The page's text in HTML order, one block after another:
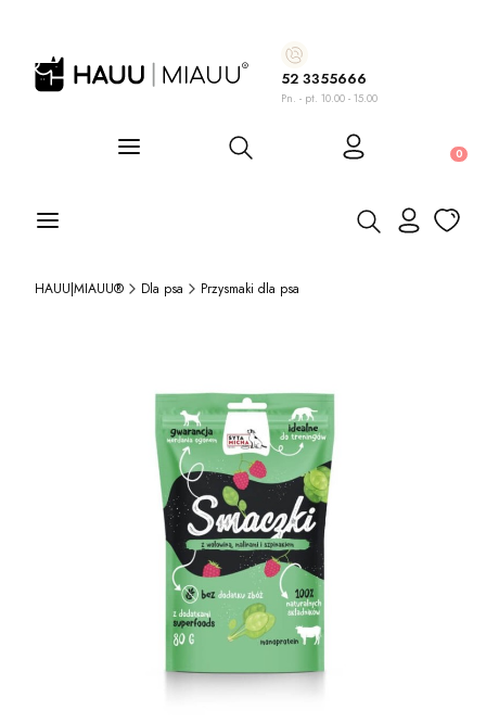
52 3355666
Pn. - pt. 10.00 - 15.00
Otwórz wyszukiwarkę
Otwórz
HAUU|MIAUU® Dla psa Przysmaki dla psa